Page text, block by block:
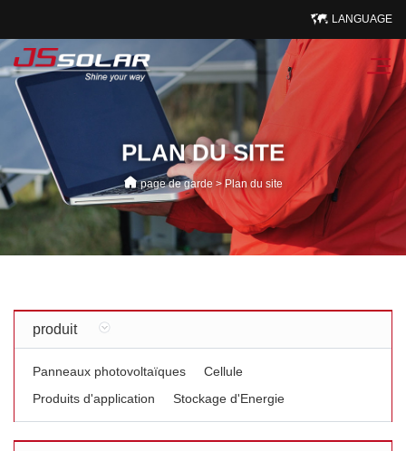
LANGUAGE
PLAN DU SITE
page de garde >Plan du site
produit
Panneaux photovoltaïques
Cellule
Produits d'application
Stockage d'Energie